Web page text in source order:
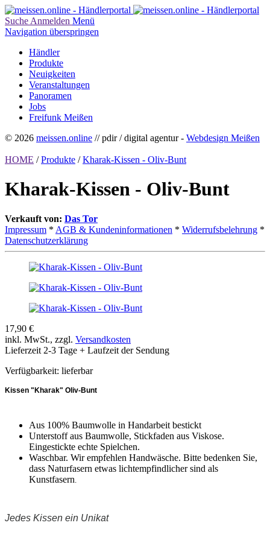
Suche Anmelden Menü
Navigation überspringen
Händler
Produkte
Neuigkeiten
Veranstaltungen
Panoramen
Jobs
Freifunk Meißen
© 2026 meissen.online // pdir / digital agentur - Webdesign Meißen
HOME / Produkte / Kharak-Kissen - Oliv-Bunt
Kharak-Kissen - Oliv-Bunt
Verkauft von: Das Tor
Impressum * AGB & Kundeninformationen * Widerrufsbelehrung *
Datenschutzerklärung
17,90 €
inkl. MwSt., zzgl. Versandkosten
Lieferzeit 2-3 Tage + Laufzeit der Sendung
Verfügbarkeit: lieferbar
Kissen "Kharak" Oliv-Bunt
Aus 100% Baumwolle in Handarbeit bestickt
Unterstoff aus Baumwolle, Stickfaden aus Viskose.
Eingestickte echte Spielchen.
Waschbar. Wir empfehlen Handwäsche. Bitte bedenken Sie,
dass Naturfasern etwas lichtempfindlicher sind als
Kunstfasern.
Jedes Kissen ein Unikat